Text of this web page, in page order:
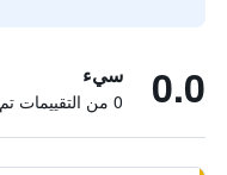
0.0 سيء
0 من التقييمات تم التحقق منها